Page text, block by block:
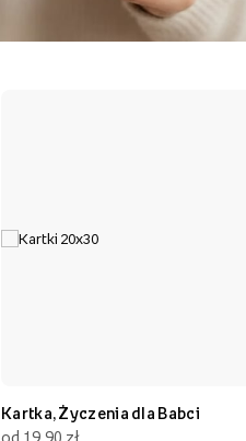
Kartka, Życzenia dla Babci
od 19,90 zł